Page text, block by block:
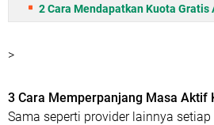
2 Cara Mendapatkan Kuota Gratis
>
3 Cara Memperpanjang Masa Aktif
Sama seperti provider lainnya